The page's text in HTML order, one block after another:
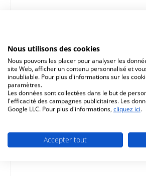
Nous utilisons des cookies
Nous pouvons les placer pour analyser les
site Web, afficher un contenu personnalisé et
inoubliable. Pour plus d'informations sur les
paramètres.
Les données sont collectées dans le but de
l'efficacité des campagnes publicitaires. Les
Google LLC. Pour plus d'informations, cliquez ici.
Accepter tout